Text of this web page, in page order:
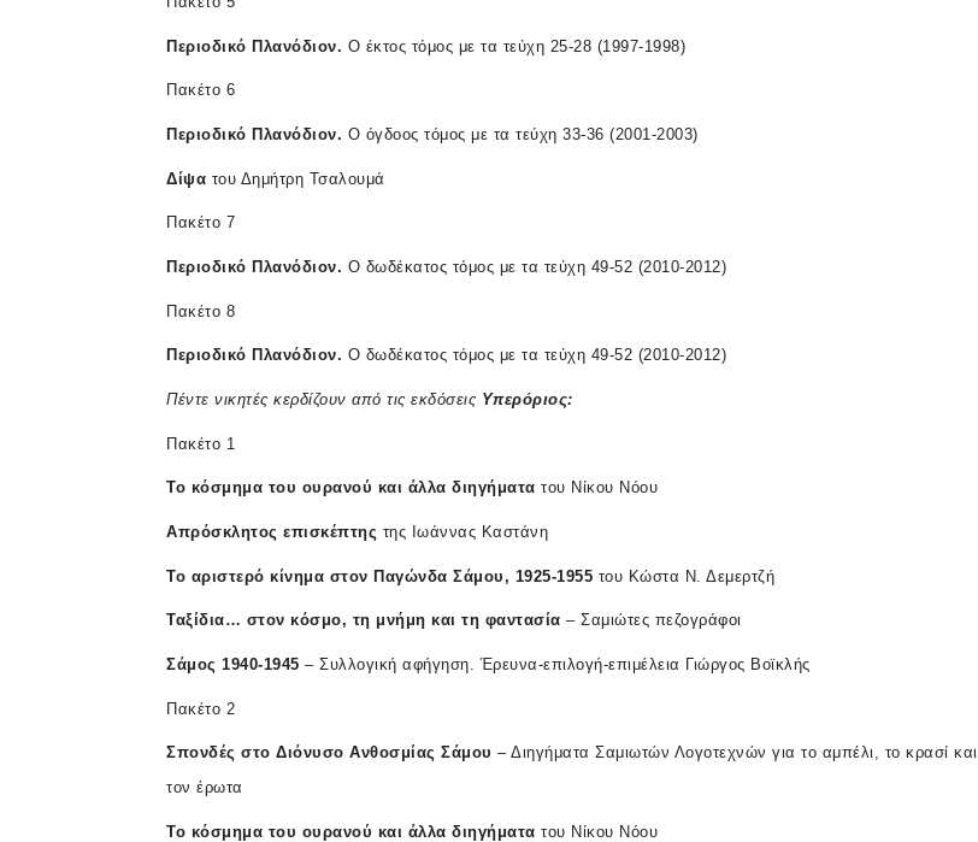
Περιοδικό Πλανόδιον. Ο έκτος τόμος με τα τεύχη 25-28 (1997-1998)
Πακέτο 6
Περιοδικό Πλανόδιον. Ο όγδοος τόμος με τα τεύχη 33-36 (2001-2003)
Δίψα του Δημήτρη Τσαλουμά
Πακέτο 7
Περιοδικό Πλανόδιον. Ο δωδέκατος τόμος με τα τεύχη 49-52 (2010-2012)
Πακέτο 8
Περιοδικό Πλανόδιον. Ο δωδέκατος τόμος με τα τεύχη 49-52 (2010-2012)
Πέντε νικητές κερδίζουν από τις εκδόσεις Υπερόριος:
Πακέτο 1
Το κόσμημα του ουρανού και άλλα διηγήματα του Νίκου Νόου
Απρόσκλητος επισκέπτης της Ιωάννας Καστάνη
Το αριστερό κίνημα στον Παγώνδα Σάμου , 1925-1955 του Κώστα Ν. Δεμερτζή
Ταξίδια… στον κόσμο, τη μνήμη και τη φαντασία – Σαμιώτες πεζογράφοι
Σάμος 1940-1945 – Συλλογική αφήγηση. Έρευνα-επιλογή-επιμέλεια Γιώργος Βοϊκλής
Πακέτο 2
Σπονδές στο Διόνυσο Ανθοσμίας Σάμου – Διηγήματα Σαμιωτών Λογοτεχνών για το αμπέλι, το κρασί και
τον έρωτα
Το κόσμημα του ουρανού και άλλα διηγήματα του Νίκου Νόου